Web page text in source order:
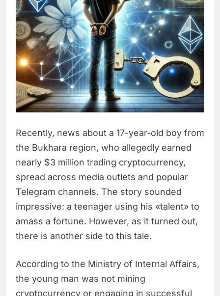
Recently, news about a 17-year-old boy from
the Bukhara region, who allegedly earned
nearly $3 million trading cryptocurrency,
spread across media outlets and popular
Telegram channels. The story sounded
impressive: a teenager using his «talent» to
amass a fortune. However, as it turned out,
there is another side to this tale.
According to the Ministry of Internal Affairs,
the young man was not mining
cryptocurrency or engaging in successful